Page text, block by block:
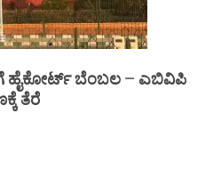
ಹೈಕೋರ್ಟ್ ಬೆಂಬಲ – ಎಬಿವಿಪಿ
ತೆರೆ